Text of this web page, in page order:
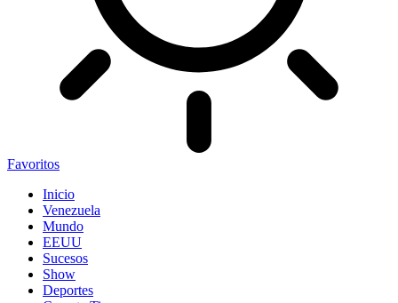
Favoritos
Inicio
Venezuela
Mundo
EEUU
Sucesos
Show
Deportes